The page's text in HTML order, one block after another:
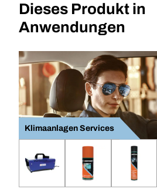
Dieses Produkt in
Anwendungen
Klimaanlagen Services